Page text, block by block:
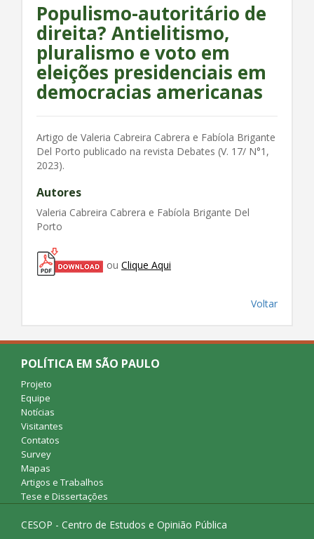
Populismo-autoritário de
direita? Antielitismo,
pluralismo e voto em
eleições presidenciais em
democracias americanas
Artigo de Valeria Cabreira Cabrera e Fabíola Brigante
Del Porto publicado na revista Debates (V. 17/ N°1,
2023).
Autores
Valeria Cabreira Cabrera e Fabíola Brigante Del
Porto
ou Clique Aqui
Voltar
POLÍTICA EM SÃO PAULO
Projeto
Equipe
Notícias
Visitantes
Contatos
Survey
Mapas
Artigos e Trabalhos
Tese e Dissertações
CESOP - Centro de Estudos e Opinião Pública